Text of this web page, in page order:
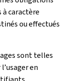
caractère
ou effectués
sont telles
en